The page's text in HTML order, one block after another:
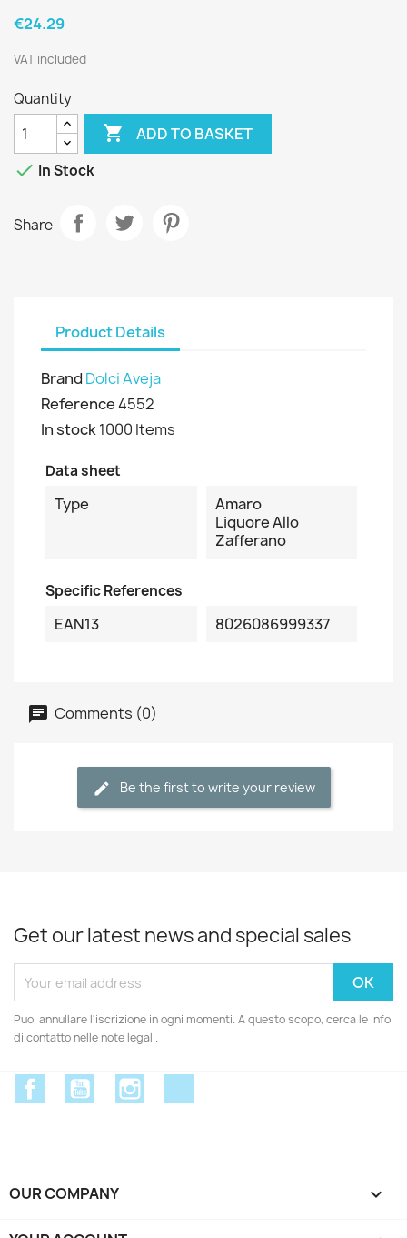
€24.29
VAT included
Quantity
 ADD TO BASKET
 In Stock
Share
Product Details
Brand Dolci Aveja
Reference4552
In stock1000 Items
Data sheet
Type
Amaro
Liquore Allo
Zafferano
Specific References
EAN13 8026086999337
Comments (0)
Be the first to write your review
Get our latest news and special sales
Puoi annullare l'iscrizione in ogni momenti. A questo scopo, cerca le info
di contatto nelle note legali.
FacebookYouTube
OUR COMPANY 